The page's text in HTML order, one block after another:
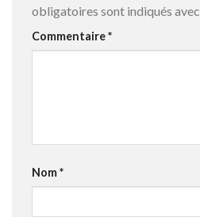
obligatoires sont indiqués avec
Commentaire*
Nom*